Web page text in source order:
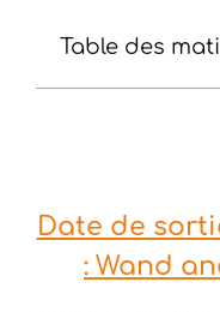
Table des
Date de
: Wand